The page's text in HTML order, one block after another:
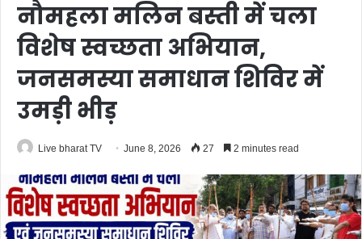
नौमहला मलिन बस्ती में चला
विशेष स्वच्छता अभियान,
जनसमस्या समाधान शिविर में
उमड़ी भीड़
Live bharat TV June 8, 2026 27 2 minutes read